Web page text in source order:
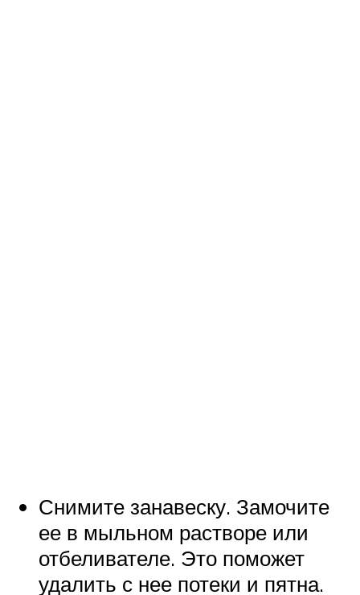
Снимите занавеску. Замочите
ее в мыльном растворе или
отбеливателе. Это поможет
удалить с нее потеки и пятна.